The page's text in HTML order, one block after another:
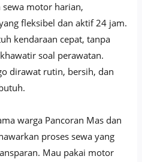
sewa motor harian,
fleksibel dan aktif 24 jam.
kendaraan cepat, tanpa
soal perawatan.
dirawat rutin, bersih, dan
warga Pancoran Mas dan
proses sewa yang
Mau pakai motor